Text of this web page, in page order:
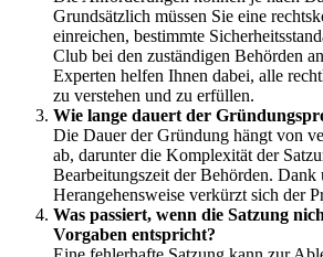
Grundsätzlich müssen Sie eine
einreichen, bestimmte
Club bei den zuständigen Behörden
Experten helfen Ihnen dabei, alle
zu verstehen und zu erfüllen.
Wie lange dauert der
Die Dauer der Gründung hängt von
ab, darunter die Komplexität der
Bearbeitungszeit der Behörden. Dank
Herangehensweise verkürzt sich der
Was passiert, wenn die Satzung
Vorgaben entspricht?